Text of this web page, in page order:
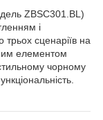
ZBSC301.BL)
і
трьох сценаріїв на
елементом
чорному